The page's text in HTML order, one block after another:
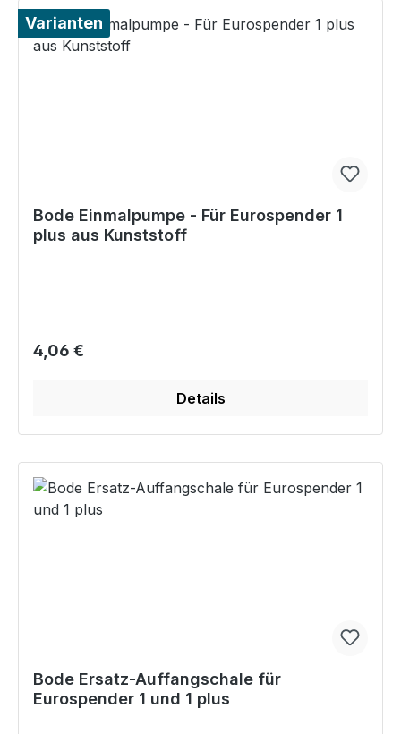
Varianten
Bode Einmalpumpe - Für Eurospender 1
plus aus Kunststoff
Regulärer Preis:
4,06 €
Details
Bode Ersatz-Auffangschale für
Eurospender 1 und 1 plus